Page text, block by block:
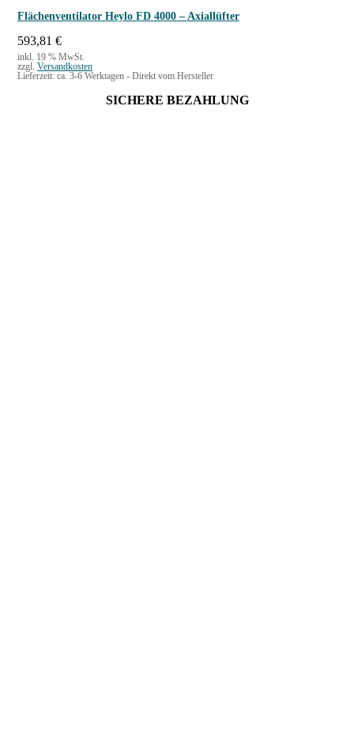
Flächenventilator Heylo FD 4000 – Axiallüfter
593,81 €
inkl. 19 % MwSt.
zzgl. Versandkosten
Lieferzeit: ca. 3-6 Werktagen - Direkt vom Hersteller
SICHERE BEZAHLUNG